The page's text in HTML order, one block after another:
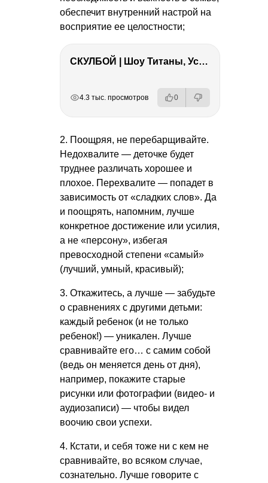
обеспечит внутренний настрой на
восприятие ее целостности;
СКУЛБОЙ | Шоу Титаны, Усейн Болт, Ларрат, Зашквар!
4.3 тыс. просмотров 0
2. Поощряя, не перебарщивайте.
Недохвалите — деточке будет
труднее различать хорошее и
плохое. Перехвалите — попадет в
зависимость от «сладких слов». Да
и поощрять, напомним, лучше
конкретное достижение или усилия,
а не «персону», избегая
превосходной степени «самый»
(лучший, умный, красивый);
3. Откажитесь, а лучше — забудьте
о сравнениях с другими детьми:
каждый ребенок (и не только
ребенок!) — уникален. Лучше
сравнивайте его… с самим собой
(ведь он меняется день от дня),
например, покажите старые
рисунки или фотографии (видео- и
аудиозаписи) — чтобы видел
воочию свои успехи.
4. Кстати, и себя тоже ни с кем не
сравнивайте, во всяком случае,
сознательно. Лучше говорите с